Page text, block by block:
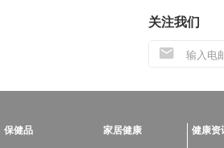
关注我们
保健品 家居健康 健康资